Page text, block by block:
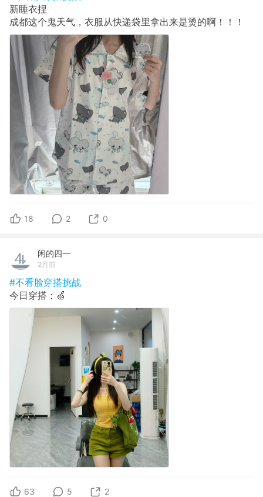
新睡衣捏
成都这个鬼天气，衣服从快递袋里拿出来是烫的啊！！！
18 2 0
闲的四一
2月前
#不看脸穿搭挑战
今日穿搭：🍏
63 5 2